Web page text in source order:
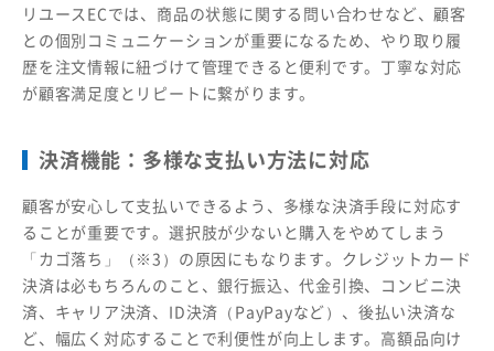
リユースECでは、商品の状態に関する問い合わせなど、顧客
との個別コミュニケーションが重要になるため、やり取り履
歴を注文情報に紐づけて管理できると便利です。丁寧な対応
が顧客満足度とリピートに繋がります。
決済機能：多様な支払い方法に対応
顧客が安心して支払いできるよう、多様な決済手段に対応す
ることが重要です。選択肢が少ないと購入をやめてしまう
「カゴ落ち」（※3）の原因にもなります。クレジットカード
決済は必もちろんのこと、銀行振込、代金引換、コンビニ決
済、キャリア決済、ID決済（PayPayなど）、後払い決済な
ど、幅広く対応することで利便性が向上します。高額品向け